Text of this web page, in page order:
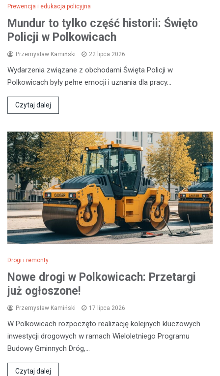
Prewencja i edukacja policyjna
Mundur to tylko część historii: Święto
Policji w Polkowicach
Przemysław Kamiński 22 lipca 2026
Wydarzenia związane z obchodami Święta Policji w
Polkowicach były pełne emocji i uznania dla pracy…
Czytaj dalej
Drogi i remonty
Nowe drogi w Polkowicach: Przetargi
już ogłoszone!
Przemysław Kamiński 17 lipca 2026
W Polkowicach rozpoczęto realizację kolejnych kluczowych
inwestycji drogowych w ramach Wieloletniego Programu
Budowy Gminnych Dróg,…
Czytaj dalej